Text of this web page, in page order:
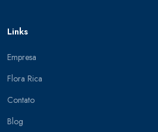
Links
Empresa
Flora Rica
Contato
Blog